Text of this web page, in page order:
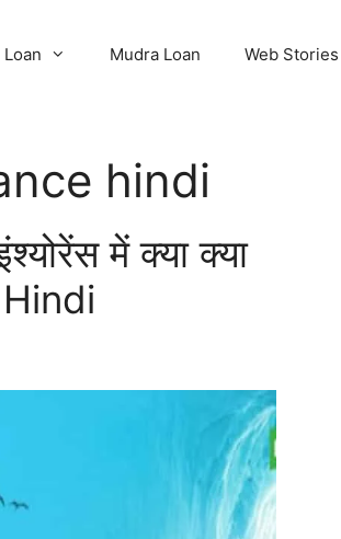
Loan Mudra Loan Web Stories
hindi
में क्या क्या